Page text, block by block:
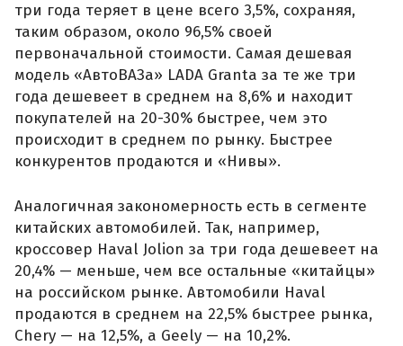
три года теряет в цене всего 3,5%, сохраняя,
таким образом, около 96,5% своей
первоначальной стоимости. Самая дешевая
модель «АвтоВАЗа» LADA Granta за те же три
года дешевеет в среднем на 8,6% и находит
покупателей на 20-30% быстрее, чем это
происходит в среднем по рынку. Быстрее
конкурентов продаются и «Нивы».
Аналогичная закономерность есть в сегменте
китайских автомобилей. Так, например,
кроссовер Haval Jolion за три года дешевеет на
20,4% — меньше, чем все остальные «китайцы»
на российском рынке. Автомобили Haval
продаются в среднем на 22,5% быстрее рынка,
Chery — на 12,5%, а Geely — на 10,2%.